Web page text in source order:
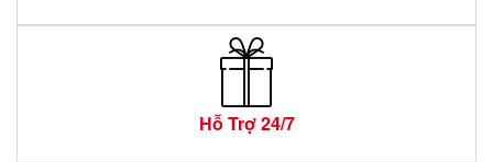
Hỗ Trợ 24/7